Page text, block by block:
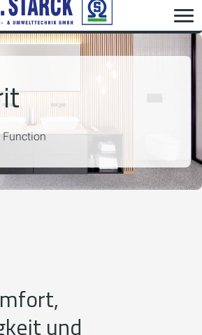
Function
und